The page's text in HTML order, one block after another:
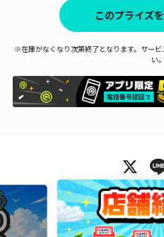
このプライズ
※在庫がなくなり次第終了となります。サー
い。
X